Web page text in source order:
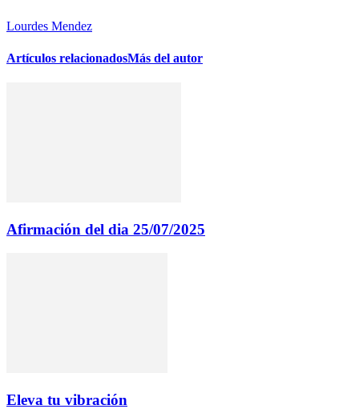
Lourdes Mendez
Artículos relacionadosMás del autor
Afirmación del dia 25/07/2025
Eleva tu vibración